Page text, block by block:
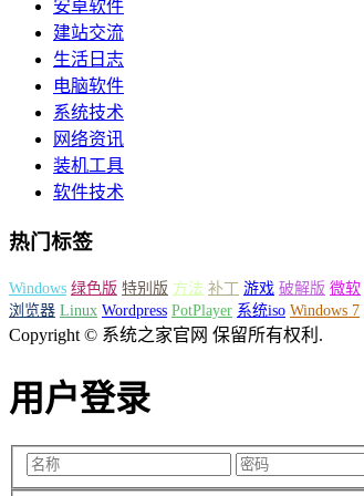
安卓软件
建站交流
生活日志
电脑软件
系统技术
网络资讯
装机工具
软件技术
热门标签
Windows 绿色版 特别版 方法 补丁 游戏 破解版 微软
浏览器 Linux Wordpress PotPlayer 系统iso Windows 7
Copyright © 系统之家官网 保留所有权利.
用户登录